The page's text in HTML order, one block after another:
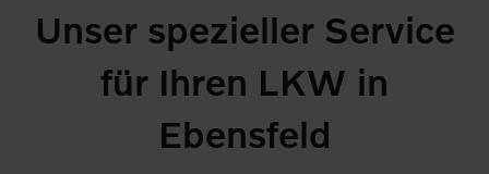
Unser spezieller Service
für Ihren LKW in
Ebensfeld